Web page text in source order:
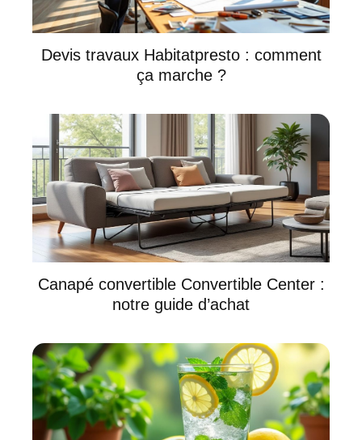
Devis travaux Habitatpresto : comment
ça marche ?
Canapé convertible Convertible Center :
notre guide d’achat